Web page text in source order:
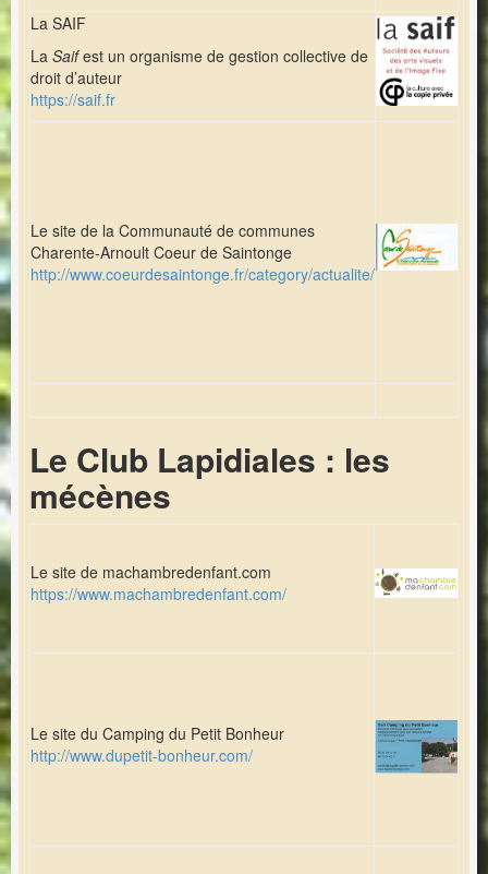
La SAIF
La Saifest un organisme de gestion collective de
droit d’auteur
https://saif.fr
Le site de la Communauté de communes
Charente-Arnoult Coeur de Saintonge
http://www.coeurdesaintonge.fr/category/actualite/
Le Club Lapidiales : les
mécènes
Le site de machambredenfant.com
https://www.machambredenfant.com/
Le site du Camping du Petit Bonheur
http://www.dupetit-bonheur.com/